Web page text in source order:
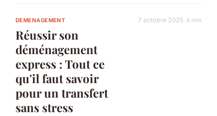
DEMENAGEMENT
Réussir son
déménagement
express : Tout ce
qu'il faut savoir
pour un transfert
sans stress
7 octobre 2025 4 min